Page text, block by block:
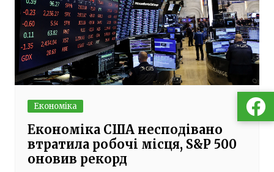
Економіка
Економіка США несподівано
втратила робочі місця, S&P 500
оновив рекорд